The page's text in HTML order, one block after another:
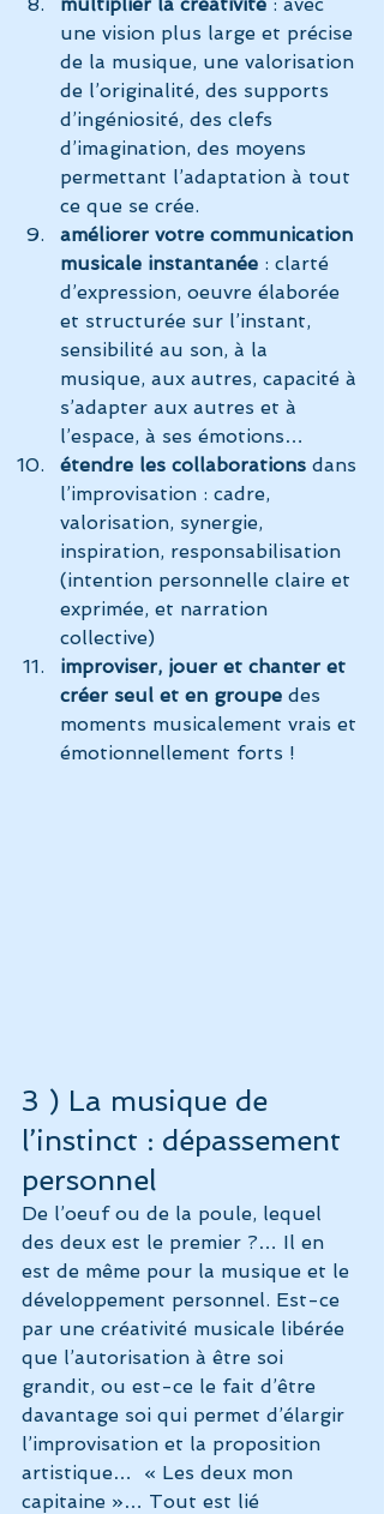
une vision plus large et précise
de la musique, une valorisation
de l’originalité, des supports
d’ingéniosité, des clefs
d’imagination, des moyens
permettant l’adaptation à tout
ce que se crée.
améliorer votre communication
musicale instantanée : clarté
d’expression, oeuvre élaborée
et structurée sur l’instant,
sensibilité au son, à la
musique, aux autres, capacité à
s’adapter aux autres et à
l’espace, à ses émotions…
étendre les collaborations dans
l’improvisation : cadre,
valorisation, synergie,
inspiration, responsabilisation
(intention personnelle claire et
exprimée, et narration
collective)
improviser, jouer et chanter et
créer seul et en groupe des
moments musicalement vrais et
émotionnellement forts !
3 ) La musique de
l’instinct : dépassement
personnel
De l’oeuf ou de la poule, lequel
des deux est le premier ?… Il en
est de même pour la musique et le
développement personnel. Est-ce
par une créativité musicale libérée
que l’autorisation à être soi
grandit, ou est-ce le fait d’être
davantage soi qui permet d’élargir
l’improvisation et la proposition
artistique…  « Les deux mon
capitaine »… Tout est lié